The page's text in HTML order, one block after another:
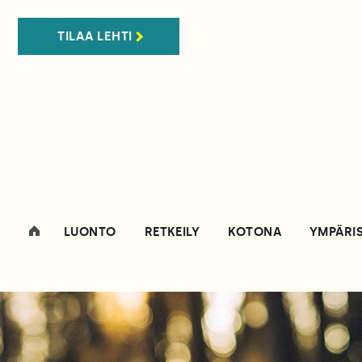
TILAA LEHTI
LUONTO RETKEILY KOTONA